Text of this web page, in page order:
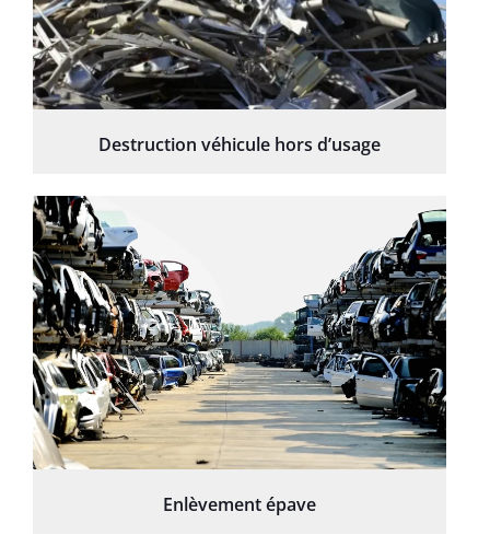
Destruction véhicule hors d’usage
Enlèvement épave